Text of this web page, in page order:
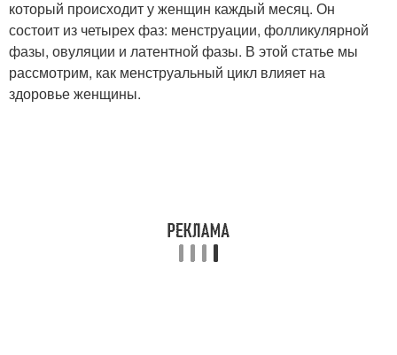
который происходит у женщин каждый месяц. Он
состоит из четырех фаз: менструации, фолликулярной
фазы, овуляции и латентной фазы. В этой статье мы
рассмотрим, как менструальный цикл влияет на
здоровье женщины.